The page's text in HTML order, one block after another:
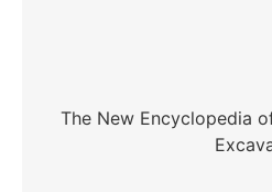
The New Encyclopedia